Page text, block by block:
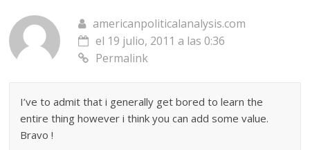
americanpoliticalanalysis.com
el 19 julio, 2011 a las 0:36
Permalink
I’ve to admit that i generally get bored to learn the
entire thing however i think you can add some value.
Bravo !